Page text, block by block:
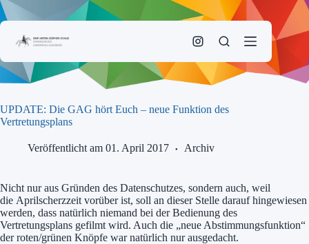
Zum
Inhalt
UPDATE: Die GAG hört Euch – neue Funktion des
Vertretungsplans
Veröffentlicht am 01. April 2017 Archiv
Nicht nur aus Gründen des Datenschutzes, sondern auch, weil
die Aprilscherzzeit vorüber ist, soll an dieser Stelle darauf hingewiesen
werden, dass natürlich niemand bei der Bedienung des
Vertretungsplans gefilmt wird. Auch die „neue Abstimmungsfunktion“
der roten/grünen Knöpfe war natürlich nur ausgedacht.